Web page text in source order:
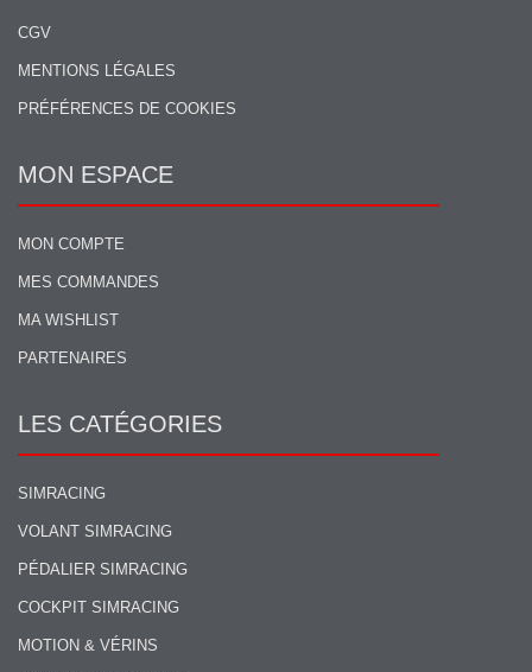
CGV
MENTIONS LÉGALES
PRÉFÉRENCES DE COOKIES
MON ESPACE
MON COMPTE
MES COMMANDES
MA WISHLIST
PARTENAIRES
LES CATÉGORIES
SIMRACING
VOLANT SIMRACING
PÉDALIER SIMRACING
COCKPIT SIMRACING
MOTION & VÉRINS